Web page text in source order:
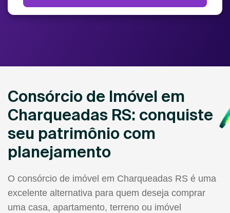
Consórcio de Imóvel em
Charqueadas RS: conquiste
seu patrimônio com
planejamento
O consórcio de imóvel em Charqueadas RS é uma
excelente alternativa para quem deseja comprar
uma casa, apartamento, terreno ou imóvel